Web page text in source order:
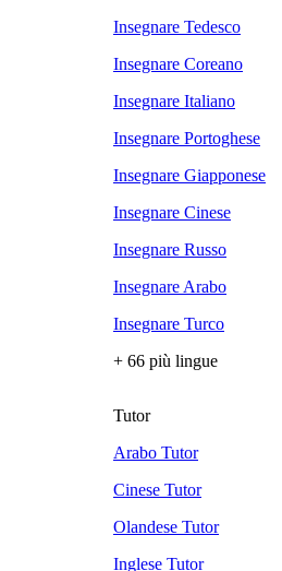
Insegnare Tedesco
Insegnare Coreano
Insegnare Italiano
Insegnare Portoghese
Insegnare Giapponese
Insegnare Cinese
Insegnare Russo
Insegnare Arabo
Insegnare Turco
+ 66 più lingue
Tutor
Arabo Tutor
Cinese Tutor
Olandese Tutor
Inglese Tutor